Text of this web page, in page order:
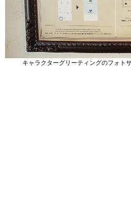
キャラクターグリーティングのフォト